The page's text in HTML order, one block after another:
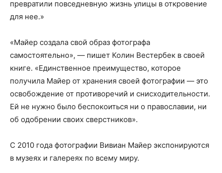
превратили повседневную жизнь улицы в откровение
для нее.»
«Майер создала свой образ фотографа
самостоятельно», — пишет Колин Вестербек в своей
книге. «Единственное преимущество, которое
получила Майер от хранения своей фотографии — это
освобождение от противоречий и снисходительности.
Ей не нужно было беспокоиться ни о православии, ни
об одобрении своих сверстников».
С 2010 года фотографии Вивиан Майер экспонируются
в музеях и галереях по всему миру.